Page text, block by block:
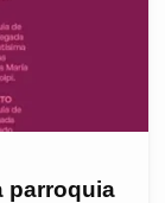
parroquia